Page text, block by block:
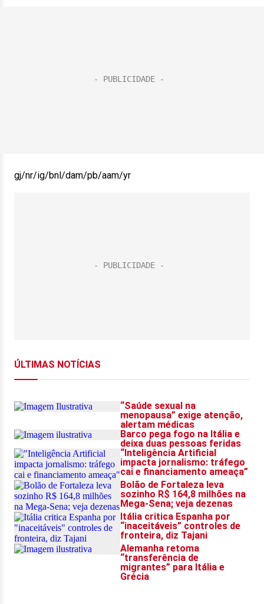
gj/nr/ig/bnl/dam/pb/aam/yr